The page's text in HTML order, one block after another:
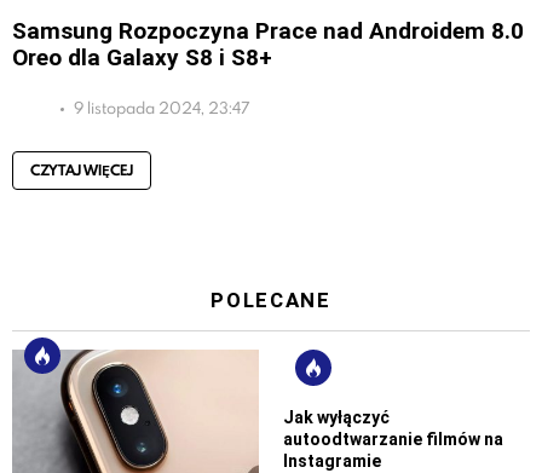
Samsung Rozpoczyna Prace nad Androidem 8.0
Oreo dla Galaxy S8 i S8+
9 listopada 2024, 23:47
CZYTAJ WIĘCEJ
POLECANE
Jak wyłączyć
autoodtwarzanie filmów na
Instagramie